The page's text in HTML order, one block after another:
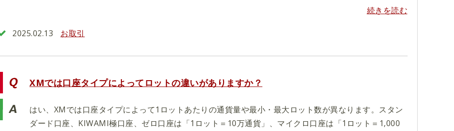
続きを読む
2025.02.13 お取引
XMでは口座タイプによってロットの違いがありますか？
はい、XMでは口座タイプによって1ロットあたりの通貨量や最小・最大ロット数が異なります。スタン
ダード口座、KIWAMI極口座、ゼロ口座は「1ロット＝10万通貨」、マイクロ口座は「1ロット＝1,000